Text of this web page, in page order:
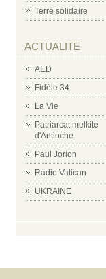
Terre solidaire
ACTUALITE
AED
Fidèle 34
La Vie
Patriarcat melkite
d'Antioche
Paul Jorion
Radio Vatican
UKRAINE